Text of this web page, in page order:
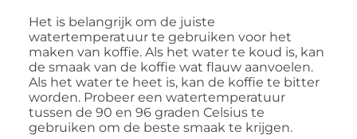
Het is belangrijk om de juiste
watertemperatuur te gebruiken voor het
maken van koffie. Als het water te koud is, kan
de smaak van de koffie wat flauw aanvoelen.
Als het water te heet is, kan de koffie te bitter
worden. Probeer een watertemperatuur
tussen de 90 en 96 graden Celsius te
gebruiken om de beste smaak te krijgen.